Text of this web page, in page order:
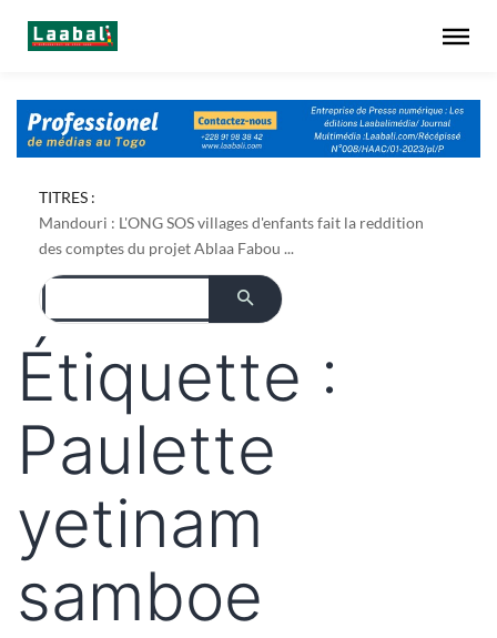
TITRES :
Mandouri : L'ONG SOS villages d'enfants fait la reddition
des comptes du projet Ablaa Fabou ...
Étiquette :
Paulette
yetinam
samboe